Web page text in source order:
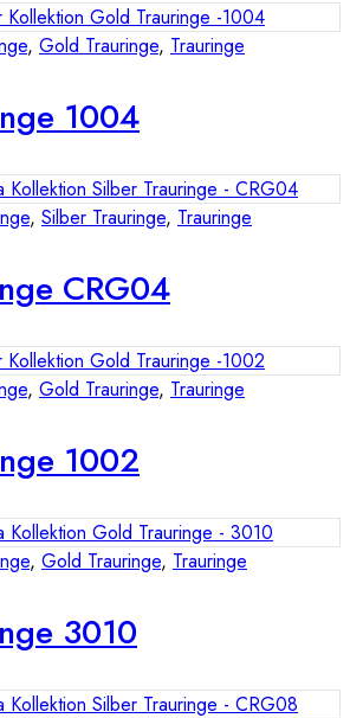
, Gold Trauringe, Trauringe
1004
, Silber Trauringe, Trauringe
CRG04
, Gold Trauringe, Trauringe
1002
, Gold Trauringe, Trauringe
3010